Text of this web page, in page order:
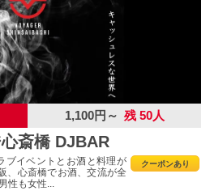
1,100円～ 残 50人
斎橋 DJBAR
クーポンあり
ブイベントとお酒と料理が
、心斎橋でお酒、交流が全
性も女性...